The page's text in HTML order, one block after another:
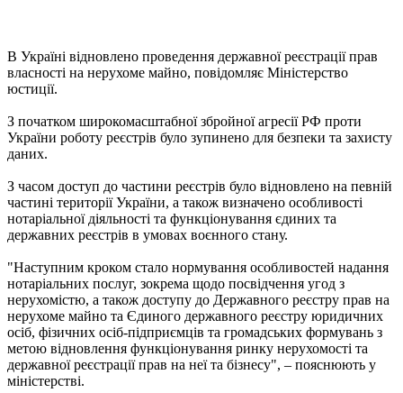
В Україні відновлено проведення державної реєстрації прав
власності на нерухоме майно, повідомляє Міністерство
юстиції.
З початком широкомасштабної збройної агресії РФ проти
України роботу реєстрів було зупинено для безпеки та захисту
даних.
З часом доступ до частини реєстрів було відновлено на певній
частині території України, а також визначено особливості
нотаріальної діяльності та функціонування єдиних та
державних реєстрів в умовах воєнного стану.
"Наступним кроком стало нормування особливостей надання
нотаріальних послуг, зокрема щодо посвідчення угод з
нерухомістю, а також доступу до Державного реєстру прав на
нерухоме майно та Єдиного державного реєстру юридичних
осіб, фізичних осіб-підприємців та громадських формувань з
метою відновлення функціонування ринку нерухомості та
державної реєстрації прав на неї та бізнесу", – пояснюють у
міністерстві.